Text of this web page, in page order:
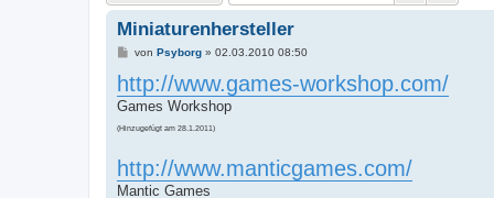
Miniaturenhersteller
B
i
t
r
g
von Psyborg» 02.03.2010 08:50
http://www.games-workshop.com/
Games Workshop
(Hinzugefügt am 28.1.2011)
http://www.manticgames.com/
Mantic Games